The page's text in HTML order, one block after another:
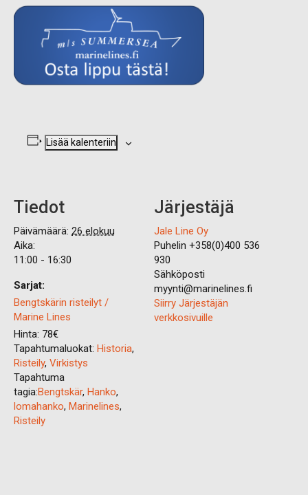
Lisää kalenteriin
Tiedot
Päivämäärä: 26 elokuu
Aika:
11:00 - 16:30
Sarjat:
Bengtskärin risteilyt /
Marine Lines
Hinta: 78€
Tapahtumaluokat: Historia,
Risteily, Virkistys
Tapahtuma
tagia:Bengtskär, Hanko,
lomahanko, Marinelines,
Risteily
Järjestäjä
Jale Line Oy
Puhelin +358(0)400 536
930
Sähköposti
myynti@marinelines.fi
Siirry Järjestäjän
verkkosivuille